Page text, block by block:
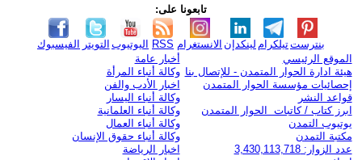
تابعونا على:
الفيسبوك التويتر اليوتيوب RSS الانستغرام لينكدإن تيلكرامبنترست
الموقع الرئيسي
هيئة ادارة الحوار المتمدن - للإتصال بنا
إحصائيات مؤسسة الحوار المتمدن
قواعد النشر
ابرز كتاب / كاتبات الحوار المتمدن
يوتيوب التمدن
مكتبة التمدن
عدد الزوار: 3,430,113,718
أخبار عامة
وكالة أنباء المرأة
اخبار الأدب والفن
وكالة أنباء اليسار
وكالة أنباء العلمانية
وكالة أنباء العمال
وكالة أنباء حقوق الإنسان
اخبار الرياضة